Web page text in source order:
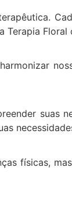
Terapia Floral
suas
físicas,